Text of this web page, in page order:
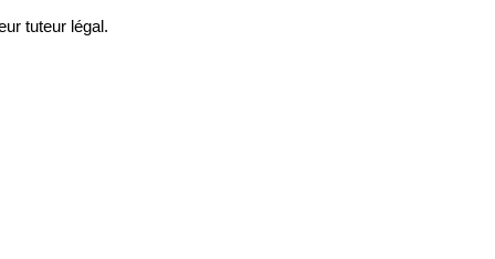
tuteur légal.